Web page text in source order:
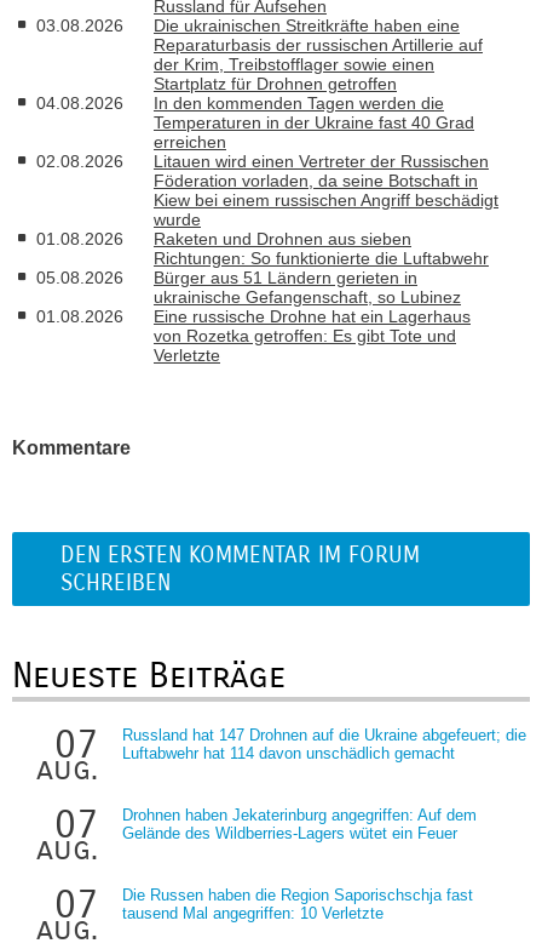
Russland für Aufsehen
03.08.2026
Die ukrainischen Streitkräfte haben eine
Reparaturbasis der russischen Artillerie auf
der Krim, Treibstofflager sowie einen
Startplatz für Drohnen getroffen
04.08.2026
In den kommenden Tagen werden die
Temperaturen in der Ukraine fast 40 Grad
erreichen
02.08.2026
Litauen wird einen Vertreter der Russischen
Föderation vorladen, da seine Botschaft in
Kiew bei einem russischen Angriff beschädigt
wurde
01.08.2026
Raketen und Drohnen aus sieben
Richtungen: So funktionierte die Luftabwehr
05.08.2026
Bürger aus 51 Ländern gerieten in
ukrainische Gefangenschaft, so Lubinez
01.08.2026
Eine russische Drohne hat ein Lagerhaus
von Rozetka getroffen: Es gibt Tote und
Verletzte
Kommentare
DEN ERSTEN KOMMENTAR IM FORUM
SCHREIBEN
Neueste Beiträge
07
aug.
Russland hat 147 Drohnen auf die Ukraine abgefeuert; die
Luftabwehr hat 114 davon unschädlich gemacht
07
aug.
Drohnen haben Jekaterinburg angegriffen: Auf dem
Gelände des Wildberries-Lagers wütet ein Feuer
07
aug.
Die Russen haben die Region Saporischschja fast
tausend Mal angegriffen: 10 Verletzte